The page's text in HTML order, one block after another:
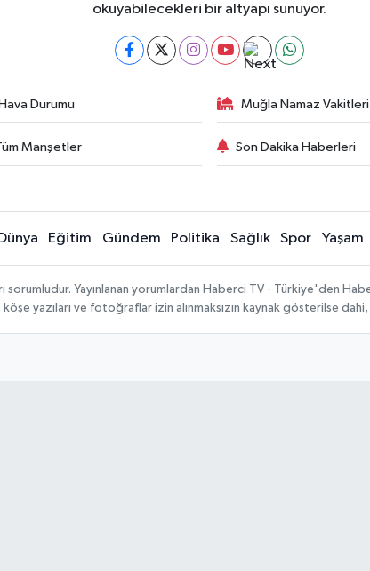
okuyabilecekleri bir altyapı sunuyor.
Durumu Muğla Namaz Vakitleri
Manşetler Son Dakika Haberleri
Dünya Eğitim Gündem Politika Sağlık Spor Yaşam
sorumludur. Yayınlanan yorumlardan Haberci TV - Türkiye'den
köşe yazıları ve fotoğraflar izin alınmaksızın kaynak gösterilse